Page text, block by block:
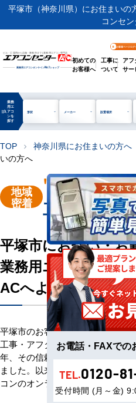
平塚市（神奈川県）にお住まいの
コンセ
ビル・工場用から店舗・事務所まで | 業務用エアコン専門店
業務用エアコンオンラインNo.1ショップ
お客様ページログ
初めての
お客様へ
工事に
ついて
アフ
サー
manage_search
業務
用エ
アコ
ンを
探す
形状 メーカー 設置場所
TOP chevron_right 神奈川県にお住まいの方へ
いの方へ
地域
密着
"平塚市"業
工事を承り
平塚市にお住い・お
業務用エアコン専
ACへようこそ
平塚市のお客様へ業務用エアコン
工事・アフターサービスまで一
年、その信頼を基に空調のネッ
ました。以来、皆様にご信頼・
コンのオンラインショップです。
お電話・FAXでの
TEL.0120-
受付時間 (月～金)